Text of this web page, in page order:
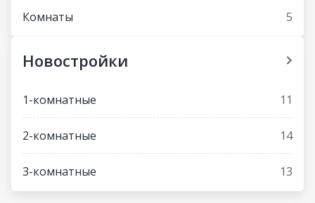
Комнаты 5
Новостройки
1-комнатные 11
2-комнатные 14
3-комнатные 13